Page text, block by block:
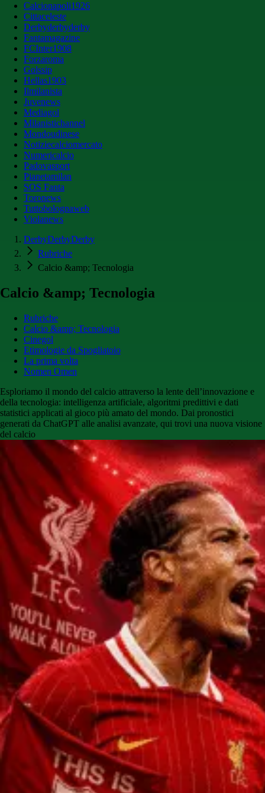
Calcionapoli1926
Cittaceleste
Derbyderbyderby
Fantamagazine
FCInter1908
Forzaroma
Golssip
Hellas1903
Ilmilanista
Juvenews
Mediagol
Milanistichannel
Mondoudinese
Notiziecalciomercato
Numericalcio
Padovasport
Pianetamilan
SOS Fanta
Toronews
Tuttobolognaweb
Violanews
DerbyDerbyDerby
Rubriche
Calcio &amp; Tecnologia
Calcio &amp; Tecnologia
Rubriche
Calcio &amp; Tecnologia
Cinegol
Etimologie da Spogliatoio
La prima volta
Nomen Omen
Esploriamo il mondo del calcio attraverso la lente dell’innovazione e
della tecnologia: intelligenza artificiale, algoritmi predittivi e dati
statistici applicati al gioco più amato del mondo. Dai pronostici
generati da ChatGPT alle analisi avanzate, qui trovi una nuova visione
del calcio